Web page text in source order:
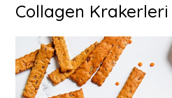
Collagen Krakerleri